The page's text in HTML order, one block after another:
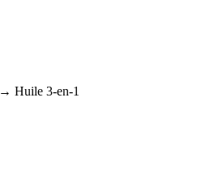
→ Huile 3-en-1